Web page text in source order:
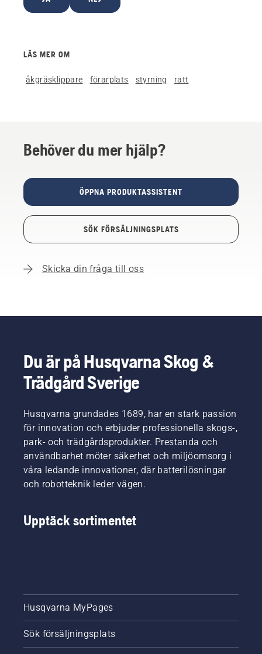
LÄS MER OM
åkgräsklippare förarplats styrning ratt
Behöver du mer hjälp?
ÖPPNA PRODUKTASSISTENT
SÖK FÖRSÄLJNINGSPLATS
Skicka din fråga till oss
Du är på Husqvarna Skog &
Trädgård Sverige
Husqvarna grundades 1689, har en stark passion
för innovation och erbjuder professionella skogs-,
park- och trädgårdsprodukter. Prestanda och
användbarhet möter säkerhet och miljöomsorg i
våra ledande innovationer, där batterilösningar
och robotteknik leder vägen.
Upptäck sortimentet
Husqvarna MyPages
Sök försäljningsplats